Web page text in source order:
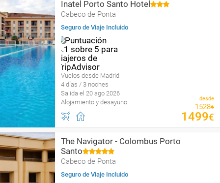
Inatel Porto Santo Hotel
Cabeco de Ponta
Seguro de Viaje Incluido
Vuelos desde Madrid
4 días / 3 noches
Salida el 20 ago 2026
Alojamiento y desayuno
desde
1528€
1499€
The Navigator - Colombus Porto
Santo
Cabeco de Ponta
Seguro de Viaje Incluido